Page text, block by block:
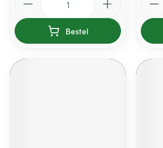
Bestel